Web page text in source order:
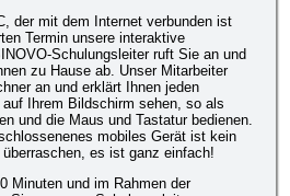
der mit dem Internet verbunden ist
Termin unsere interaktive
Schulungsleiter ruft Sie an und
zu Hause ab. Unser Mitarbeiter
an und erklärt Ihnen jeden
Ihrem Bildschirm sehen, so als
und die Maus und Tastatur bedienen.
mobiles Gerät ist kein
es ist ganz einfach!
Minuten und im Rahmen der